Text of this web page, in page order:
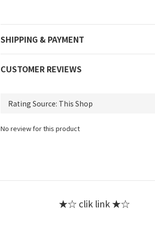
SHIPPING & PAYMENT
CUSTOMER REVIEWS
No review for this product
★☆ clik link ★☆